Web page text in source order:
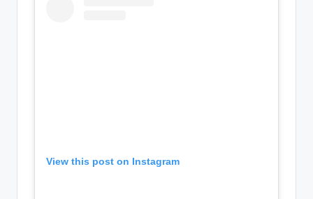
View this post on Instagram